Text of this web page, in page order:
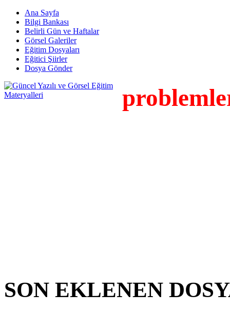
Ana Sayfa
Bilgi Bankası
Belirli Gün ve Haftalar
Görsel Galeriler
Eğitim Dosyaları
Eğitici Şiirler
Dosya Gönder
SON EKLENEN